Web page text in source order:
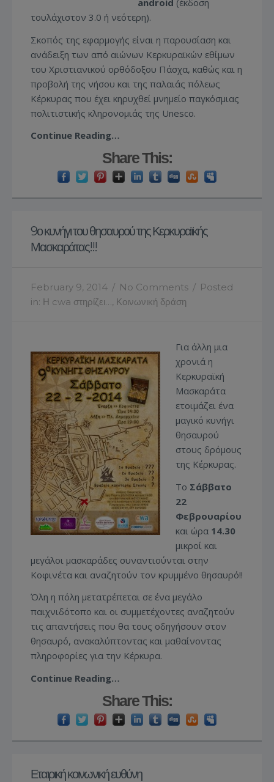
τουλάχιστον 3.0 ή νεότερη).
Σκοπός της εφαρμογής είναι η παρουσίαση και
ανάδειξη των από αιώνων Κερκυραϊκών εθίμων
του Χριστιανικού ορθόδοξου Πάσχα, καθώς και η
προβολή της νήσου και της παλαιάς πόλεως
Κέρκυρας που έχει κηρυχθεί μνημείο παγκόσμιας
πολιτιστικής κληρονομιάς της Unesco.
Continue Reading…
Share This:
9ο κυνήγι του θησαυρού της Κερκυραϊκής
Μασκαράτας!!!
February 9, 2014 / No Comments / Posted
in: Η cwa στηρίζει…, Κοινωνική δράση
Για άλλη μια
χρονιά η
Κερκυραϊκή
Μασκαράτα
ετοιμάζει ένα
μαγικό κυνήγι
θησαυρού
στους δρόμους
της Κέρκυρας.
Το Σάββατο
22
Φεβρουαρίου
και ώρα 14.30
μικροί και
μεγάλοι μασκαράδες συναντιούνται στην
Κοφινέτα και αναζητούν τον κρυμμένο θησαυρό!!
Όλη η πόλη μετατρέπεται σε ένα μεγάλο
παιχνιδότοπο και οι συμμετέχοντες αναζητούν
τις απαντήσεις που θα τους οδηγήσουν στον
θησαυρό, ανακαλύπτοντας και μαθαίνοντας
πληροφορίες για την Κέρκυρα.
Continue Reading…
Share This:
Εταιρική κοινωνική ευθύνη